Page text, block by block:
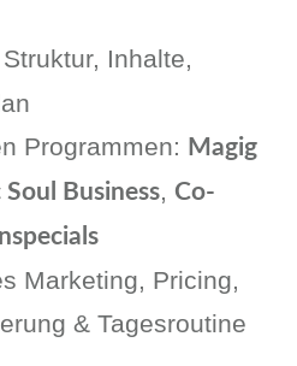
Struktur, Inhalte,
Programmen: Magig
Soul Business, Co-
Marketing, Pricing,
& Tagesroutine